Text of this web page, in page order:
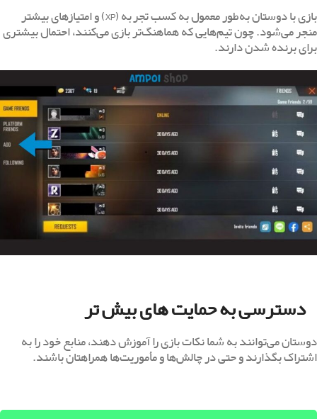
بازی با دوستان به‌طور معمول به کسب تجربه (XP) و امتیازهای بیشتر
منجر می‌شود. چون تیم‌هایی که هماهنگ‌تر بازی می‌کنند، احتمال بیشتری
برای برنده شدن دارند.
دسترسی به حمایت ‌های بیش تر
دوستان می‌توانند به شما نکات بازی را آموزش دهند، منابع خود را به
اشتراک بگذارند و حتی در چالش‌ها و مأموریت‌ها همراهتان باشند.